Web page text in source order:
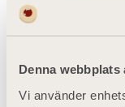
Denna webbplats
Vi använder
15
kassörer
Det här är en
praktiska